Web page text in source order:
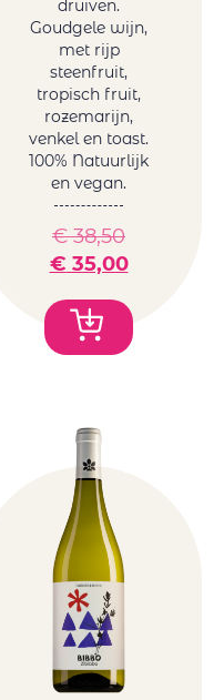
druiven.
Goudgele wijn,
met rijp
steenfruit,
tropisch fruit,
rozemarijn,
venkel en toast.
100% Natuurlijk
en vegan.
€38,50
€ 35,00